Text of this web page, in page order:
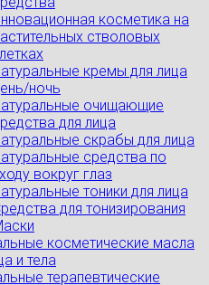
косметика на
стволовых
кремы для лица
ночь
очищающие
для лица
скрабы для лица
средства по
вокруг глаз
тоники для лица
для тонизирования
косметические масла
и тела
терапевтические